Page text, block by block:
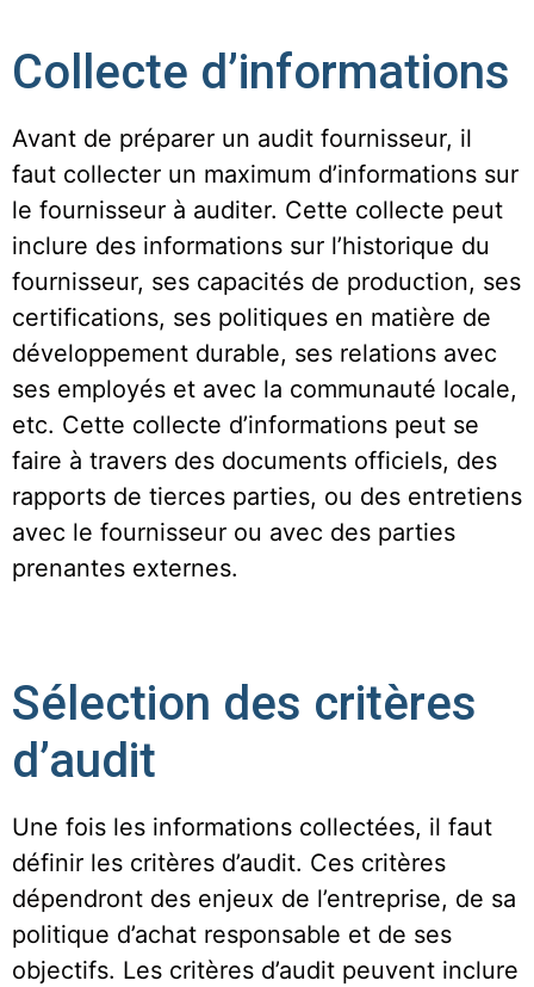
Collecte d’informations
Avant de préparer un audit fournisseur, il
faut collecter un maximum d’informations sur
le fournisseur à auditer. Cette collecte peut
inclure des informations sur l’historique du
fournisseur, ses capacités de production, ses
certifications, ses politiques en matière de
développement durable, ses relations avec
ses employés et avec la communauté locale,
etc. Cette collecte d’informations peut se
faire à travers des documents officiels, des
rapports de tierces parties, ou des entretiens
avec le fournisseur ou avec des parties
prenantes externes.
Sélection des critères
d’audit
Une fois les informations collectées, il faut
définir les critères d’audit. Ces critères
dépendront des enjeux de l’entreprise, de sa
politique d’achat responsable et de ses
objectifs. Les critères d’audit peuvent inclure